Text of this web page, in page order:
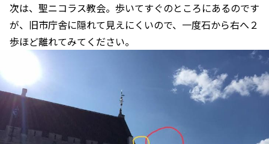
次は、聖ニコラス教会。歩いてすぐのところにあるのです
が、旧市庁舎に隠れて見えにくいので、一度石から右へ２
歩ほど離れてみてください。